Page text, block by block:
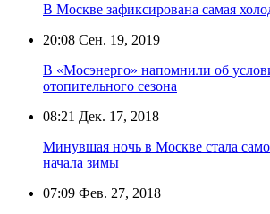
В Москве зафиксирована самая
20:08 Сен. 19, 2019
В «Мосэнерго» напомнили об
отопительного сезона
08:21 Дек. 17, 2018
Минувшая ночь в Москве стала
начала зимы
07:09 Фев. 27, 2018